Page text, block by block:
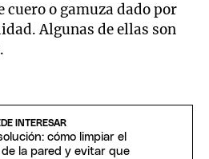
cuero o gamuza dado por
Algunas de ellas son
INTERESAR
cómo limpiar el
de la pared y evitar que